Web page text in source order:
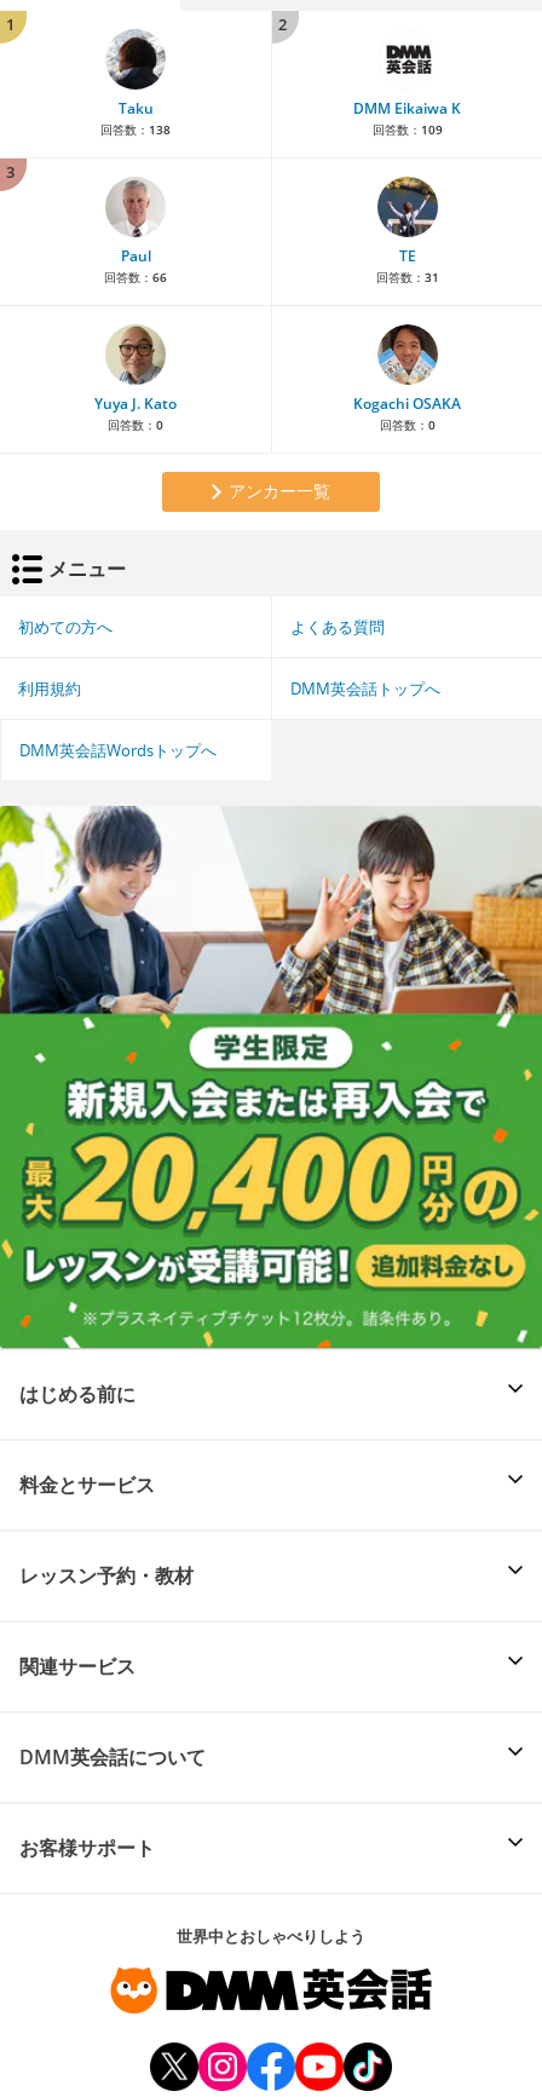
1
Taku
回答数： 138
2
DMM Eikaiwa K
回答数： 109
3
Paul
回答数： 66
TE
回答数： 31
Yuya J. Kato
回答数： 0
Kogachi OSAKA
回答数： 0
アンカー一覧
メニュー
初めての方へ よくある質問
利用規約 DMM英会話トップへ
DMM英会話Wordsトップへ
はじめる前に
料金とサービス
レッスン予約・教材
関連サービス
DMM英会話について
お客様サポート
世界中とおしゃべりしよう